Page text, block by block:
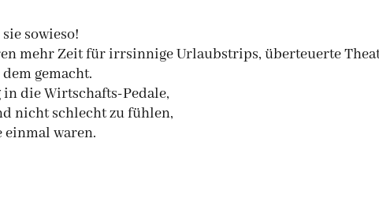
sowieso!
mehr Zeit für irrsinnige Urlaubstrips, überteuerte
gemacht.
die Wirtschafts-Pedale,
nicht schlecht zu fühlen,
einmal waren.